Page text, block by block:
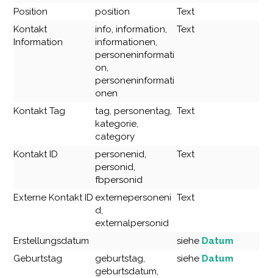
Position position
Text
Kontakt
Information
info, information,
informationen,
personeninformati
on,
personeninformati
onen
Text
Kontakt Tag
tag, personentag,
kategorie,
category
Text
Kontakt ID
personenid,
personid,
fbpersonid
Text
Externe Kontakt ID externepersoneni
d,
externalpersonid
Text
Erstellungsdatum siehe Datum
Geburtstag
geburtstag,
geburtsdatum,
siehe Datum